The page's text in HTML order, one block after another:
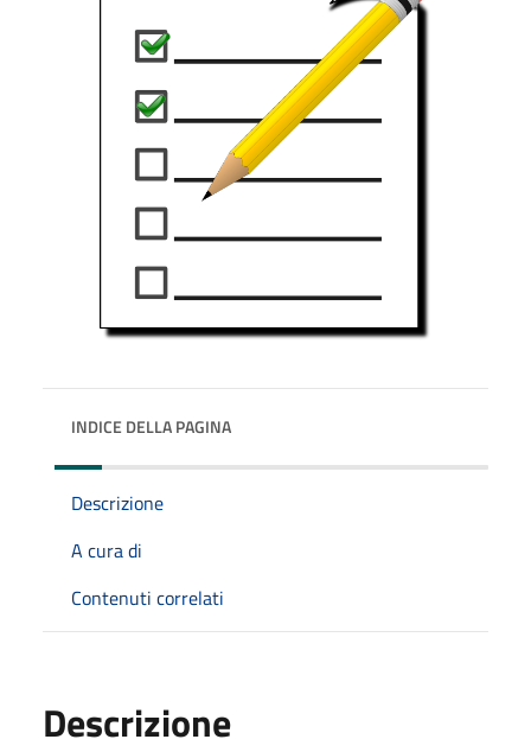
INDICE DELLA PAGINA
Descrizione
A cura di
Contenuti correlati
Descrizione